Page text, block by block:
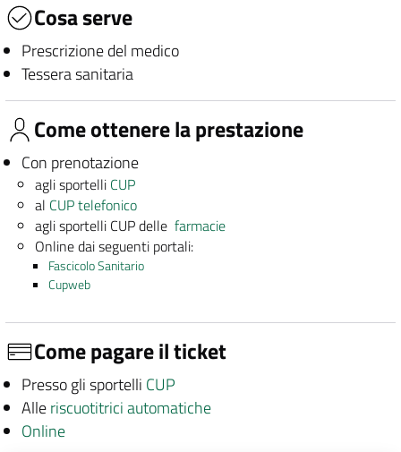
Cosa serve
Prescrizione del medico
Tessera sanitaria
Come ottenere la prestazione
Con prenotazione
agli sportelli CUP
al CUP telefonico
agli sportelli CUP dellefarmacie
Online dai seguenti portali:
Fascicolo Sanitario
Cupweb
Come pagare il ticket
Presso gli sportelli CUP
Alleriscuotitrici automatiche
Online